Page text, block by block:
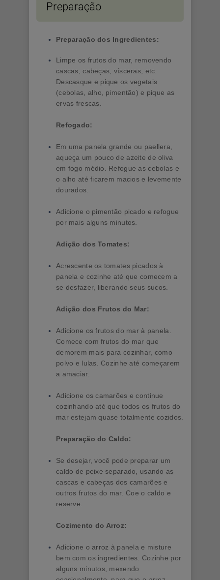
Preparação
Preparação dos Ingredientes:
Limpe os frutos do mar, removendo
cascas, cabeças, vísceras, etc.
Descasque e pique os vegetais
(cebolas, alho, pimentão) e pique as
ervas frescas.
Refogado:
Em uma panela grande ou paellera,
aqueça um pouco de azeite de oliva
em fogo médio. Refogue as cebolas e
o alho até ficarem macios e levemente
dourados.
Adicione o pimentão picado e refogue
por mais alguns minutos.
Adição dos Tomates:
Acrescente os tomates picados à
panela e cozinhe até que comecem a
se desfazer, liberando seus sucos.
Adição dos Frutos do Mar:
Adicione os frutos do mar à panela.
Comece com frutos do mar que
demorem mais para cozinhar, como
polvo e lulas. Cozinhe até começarem
a amaciar.
Adicione os camarões e continue
cozinhando até que todos os frutos do
mar estejam quase totalmente cozidos.
Preparação do Caldo:
Se desejar, você pode preparar um
caldo de peixe separado, usando as
cascas e cabeças dos camarões e
outros frutos do mar. Coe o caldo e
reserve.
Cozimento do Arroz:
Adicione o arroz à panela e misture
bem com os ingredientes. Cozinhe por
alguns minutos, mexendo